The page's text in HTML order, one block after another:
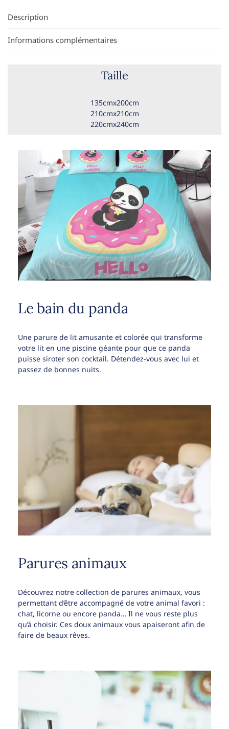
Description
Informations complémentaires
Taille
135cmx200cm
210cmx210cm
220cmx240cm
Le bain du panda
Une parure de lit amusante et colorée qui transforme
votre lit en une piscine géante pour que ce panda
puisse siroter son cocktail. Détendez-vous avec lui et
passez de bonnes nuits.
Parures animaux
Découvrez notre collection de parures animaux, vous
permettant d’être accompagné de votre animal favori :
chat, licorne ou encore panda… Il ne vous reste plus
qu’à choisir. Ces doux animaux vous apaiseront afin de
faire de beaux rêves.